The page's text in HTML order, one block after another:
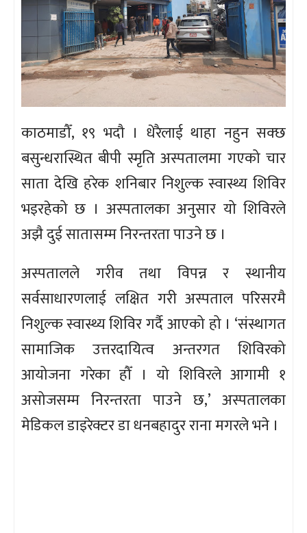
काठमाडौँ, १९ भदौ । धेरैलाई थाहा नहुन सक्छ
बसुन्धरास्थित बीपी स्मृति अस्पतालमा गएको चार
साता देखि हरेक शनिबार निशुल्क स्वास्थ्य शिविर
भइरहेको छ । अस्पतालका अनुसार यो शिविरले
अझै दुई सातासम्म निरन्तरता पाउने छ ।
अस्पतालले गरीव तथा विपन्न र स्थानीय
सर्वसाधारणलाई लक्षित गरी अस्पताल परिसरमै
निशुल्क स्वास्थ्य शिविर गर्दै आएको हो । ‘संस्थागत
सामाजिक उत्तरदायित्व अन्तरगत शिविरको
आयोजना गरेका हौँ । यो शिविरले आगामी १
असोजसम्म निरन्तरता पाउने छ,’ अस्पतालका
मेडिकल डाइरेक्टर डा धनबहादुर राना मगरले भने ।